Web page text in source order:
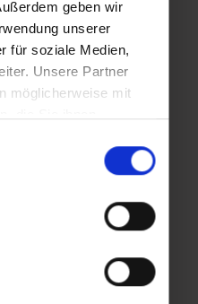
geben wir
unserer
für soziale Medien,
Unsere Partner
möglicherweise mit
haben.